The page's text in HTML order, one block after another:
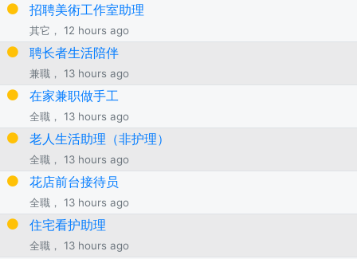
招聘美術工作室助理
其它， 12 hours ago
聘长者生活陪伴
兼職， 13 hours ago
在家兼职做手工
全職， 13 hours ago
老人生活助理（非护理）
全職， 13 hours ago
花店前台接待员
全職， 13 hours ago
住宅看护助理
全職， 13 hours ago